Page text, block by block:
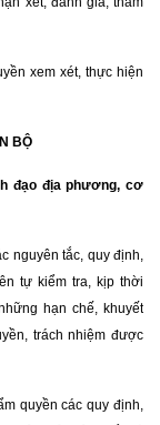
xem xét, thực hiện
BỘ
đạo địa phương, cơ
nguyên tắc, quy định,
tự kiểm tra, kịp thời
hạn chế, khuyết
trách nhiệm được
quyền các quy định,